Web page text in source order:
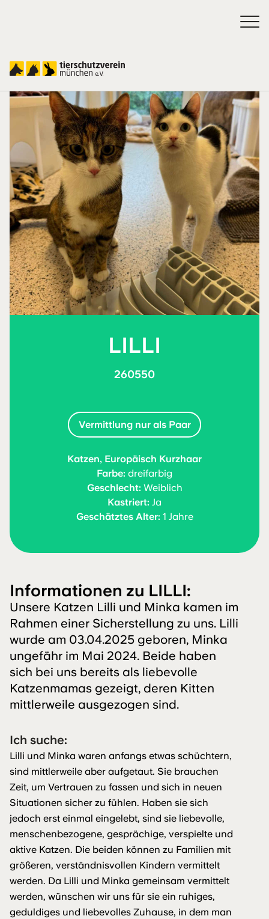
LILLI
260550
Vermittlung nur als Paar
Katzen, Europäisch Kurzhaar
Farbe: dreifarbig
Geschlecht:Weiblich
Kastriert: Ja
Geschätztes Alter:1 Jahre
Informationen zu LILLI:
Unsere Katzen Lilli und Minka kamen im
Rahmen einer Sicherstellung zu uns. Lilli
wurde am 03.04.2025 geboren, Minka
ungefähr im Mai 2024. Beide haben
sich bei uns bereits als liebevolle
Katzenmamas gezeigt, deren Kitten
mittlerweile ausgezogen sind.
Ich suche:
Lilli und Minka waren anfangs etwas schüchtern,
sind mittlerweile aber aufgetaut. Sie brauchen
Zeit, um Vertrauen zu fassen und sich in neuen
Situationen sicher zu fühlen. Haben sie sich
jedoch erst einmal eingelebt, sind sie liebevolle,
menschenbezogene, gesprächige, verspielte und
aktive Katzen. Die beiden können zu Familien mit
größeren, verständnisvollen Kindern vermittelt
werden. Da Lilli und Minka gemeinsam vermittelt
werden, wünschen wir uns für sie ein ruhiges,
geduldiges und liebevolles Zuhause, in dem man